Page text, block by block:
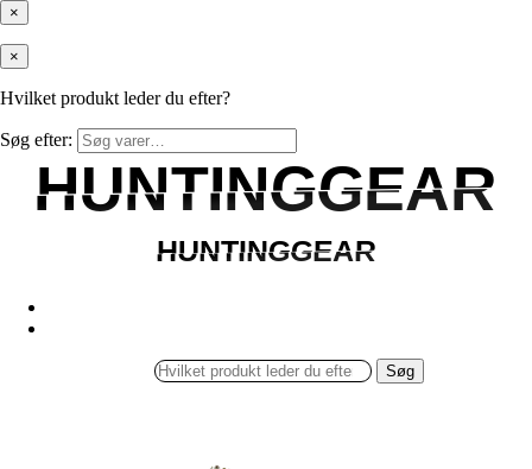
×
×
Hvilket produkt leder du efter?
Søg efter:
HUNTINGGEAR
HUNTINGGEAR
HUNTINGGEAR
HUNTINGGEAR
Søg